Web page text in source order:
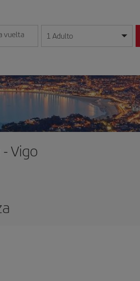
mes/año
vuelta
la fecha en formato día/mes/año
1 Adulto
Vigo